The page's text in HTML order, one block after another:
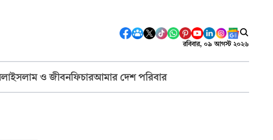
রবিবার, ০৯ আগস্ট ২০২৬
ইসলাম ও জীবনফিচারআমার দেশ পরিবার